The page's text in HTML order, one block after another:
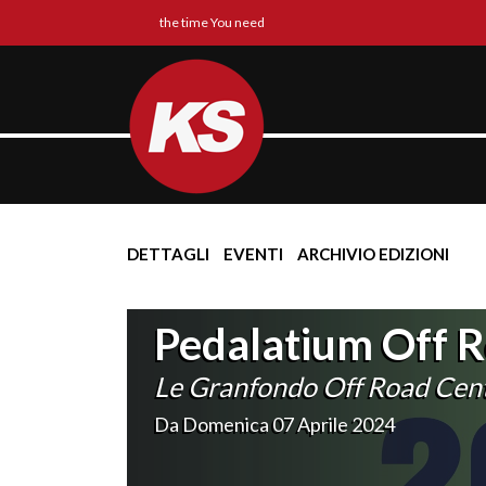
the time You need
DETTAGLI EVENTI ARCHIVIO EDIZIONI
Pedalatium Off
Le Granfondo Off Road
Da Domenica 07 Aprile 2024